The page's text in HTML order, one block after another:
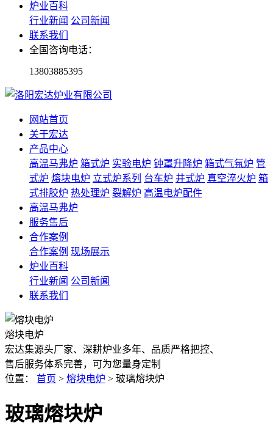
炉业百科
行业新闻 公司新闻
联系我们
全国咨询电话：
13803885395
网站首页
关于宏达
产品中心
高温马弗炉 箱式炉 实验电炉 钟罩升降炉 箱式气氛炉 管
式炉 熔块电炉 立式炉系列 台车炉 井式炉 真空淬火炉 箱
式排胶炉 热处理炉 裂解炉 高温电炉配件
高温马弗炉
服务售后
合作案例
合作案例 现场展示
炉业百科
行业新闻 公司新闻
联系我们
熔块电炉
宏达集源头厂家、深耕炉业多年、品质严格把控、
售后服务体系完善，可为您量身定制
位置：
首页 > 熔块电炉 > 玻璃熔块炉
玻璃熔块炉